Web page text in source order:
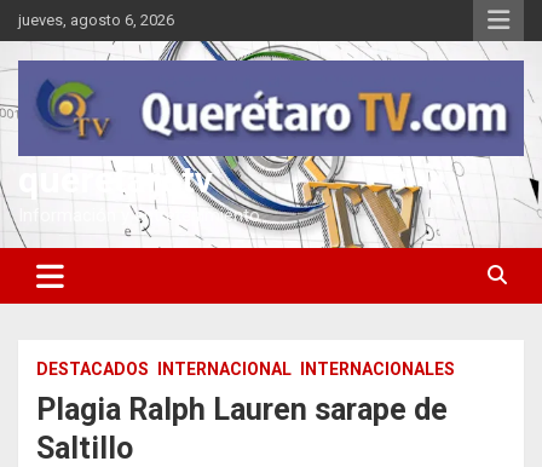
Saltar
al
contenido
jueves, agosto 6, 2026
queretarotv
Información y entretenimiento
DESTACADOS INTERNACIONAL INTERNACIONALES
Plagia Ralph Lauren sarape de
Saltillo